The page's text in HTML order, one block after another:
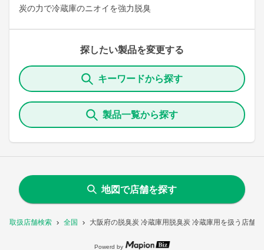
取扱店舗検索 全国 大阪府の脱臭炭 冷蔵庫用脱臭炭 冷蔵庫用を扱う店舗
炭の力で冷蔵庫のニオイを強力脱臭
探したい製品を変更する
キーワードから探す
製品一覧から探す
地図で店舗を探す
Powerd by